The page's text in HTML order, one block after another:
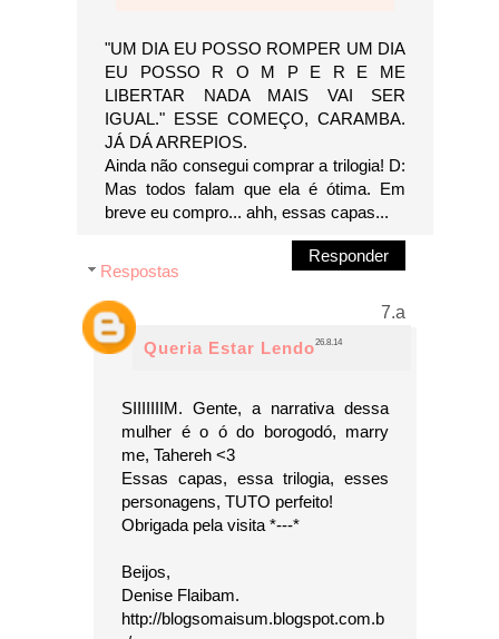
"UM DIA EU POSSO ROMPER UM DIA
EU POSSO R O M P E R E ME
LIBERTAR NADA MAIS VAI SER
IGUAL." ESSE COMEÇO, CARAMBA.
JÁ DÁ ARREPIOS.
Ainda não consegui comprar a trilogia! D:
Mas todos falam que ela é ótima. Em
breve eu compro... ahh, essas capas...
Responder
Respostas
Queria Estar Lendo26.8.14
SIIIIIIIM. Gente, a narrativa dessa
mulher é o ó do borogodó, marry
me, Tahereh <3
Essas capas, essa trilogia, esses
personagens, TUTO perfeito!
Obrigada pela visita *---*
Beijos,
Denise Flaibam.
http://blogsomaisum.blogspot.com.b